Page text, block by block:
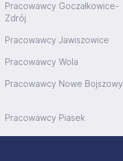
Pracowawcy Goczałkowice-
Zdrój
Pracowawcy Jawiszowice
Pracowawcy Wola
Pracowawcy Nowe Bojszowy
Pracowawcy Piasek